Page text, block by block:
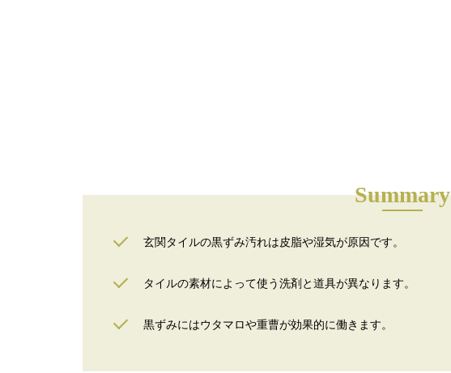
Summary
玄関タイルの黒ずみ汚れは皮脂や湿気が原因です。
タイルの素材によって使う洗剤と道具が異なります。
黒ずみにはウタマロや重曹が効果的に働きます。